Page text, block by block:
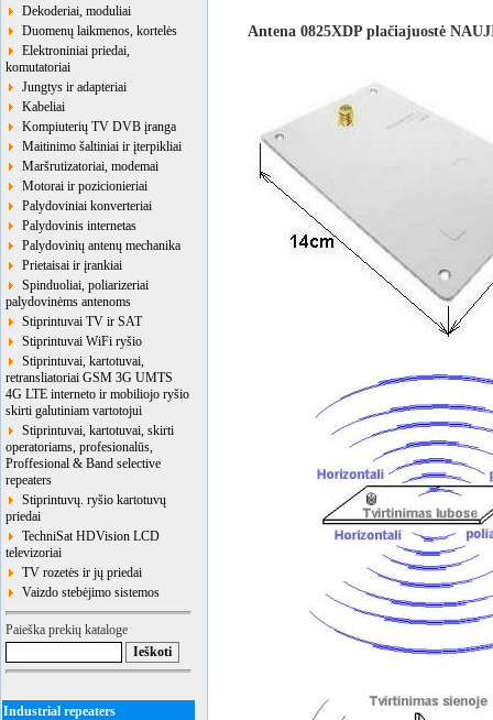
Dekoderiai, moduliai
Duomenų laikmenos, kortelės
Elektroniniai priedai,
komutatoriai
Jungtys ir adapteriai
Kabeliai
Kompiuterių TV DVB įranga
Maitinimo šaltiniai ir įterpikliai
Maršrutizatoriai, modemai
Motorai ir pozicionieriai
Palydoviniai konverteriai
Palydovinis internetas
Palydovinių antenų mechanika
Prietaisai ir įrankiai
Spinduoliai, poliarizeriai
palydovinėms antenoms
Stiprintuvai TV ir SAT
Stiprintuvai WiFi ryšio
Stiprintuvai, kartotuvai,
retransliatoriai GSM 3G UMTS
4G LTE interneto ir mobiliojo ryšio
skirti galutiniam vartotojui
Stiprintuvai, kartotuvai, skirti
operatoriams, profesionalūs,
Proffesional & Band selective
repeaters
Stiprintuvų. ryšio kartotuvų
priedai
TechniSat HDVision LCD
televizoriai
TV rozetės ir jų priedai
Vaizdo stebėjimo sistemos
Paieška prekių kataloge
Industrial repeaters
Antena 0825XDP plačiajuostė